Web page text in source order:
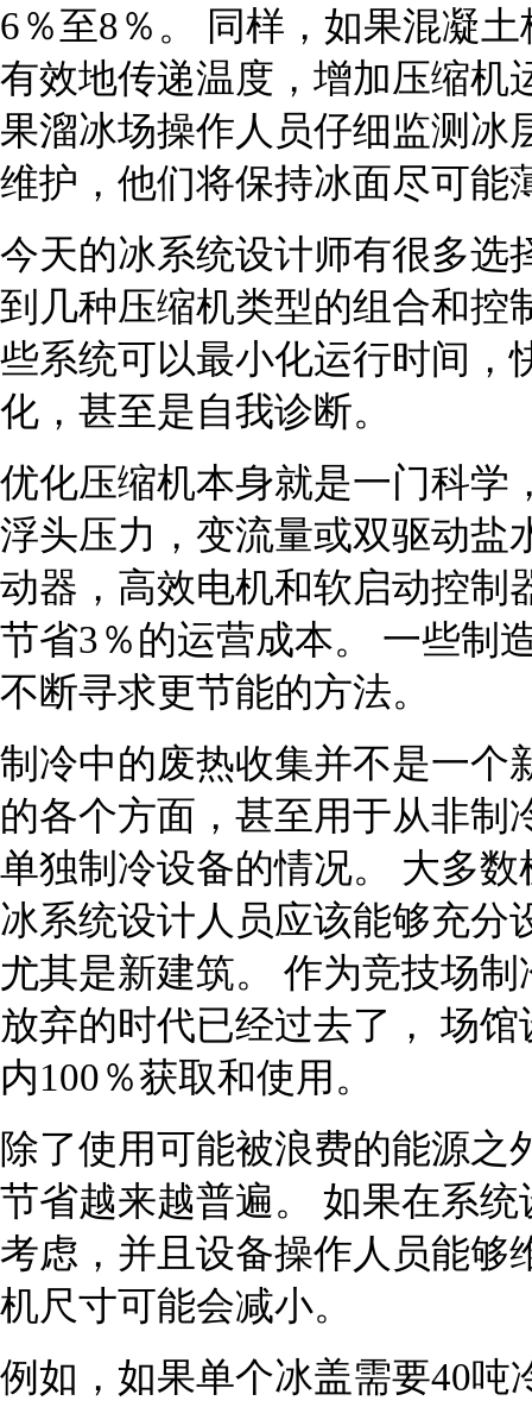
6％至8％。 同样，如果混凝
有效地传递温度，增加压缩机
果溜冰场操作人员仔细监测冰
维护，他们将保持冰面尽可能
今天的冰系统设计师有很多选
到几种压缩机类型的组合和控
些系统可以最小化运行时间，
化，甚至是自我诊断。
优化压缩机本身就是一门科学
浮头压力，变流量或双驱动盐
动器，高效电机和软启动控制
节省3％的运营成本。 一些制
不断寻求更节能的方法。
制冷中的废热收集并不是一个
的各个方面，甚至用于从非制
单独制冷设备的情况。 大多
冰系统设计人员应该能够充分
尤其是新建筑。 作为竞技场
放弃的时代已经过去了， 场
内100％获取和使用。
除了使用可能被浪费的能源之
节省越来越普遍。 如果在系
考虑，并且设备操作人员能够
机尺寸可能会减小。
例如，如果单个冰盖需要40吨